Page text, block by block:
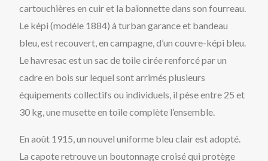
cartouchières en cuir et la baïonnette dans son fourreau.
Le képi (modèle 1884) à turban garance et bandeau
bleu, est recouvert, en campagne, d’un couvre-képi bleu.
Le havresac est un sac de toile cirée renforcé par un
cadre en bois sur lequel sont arrimés plusieurs
équipements collectifs ou individuels, il pèse entre 25 et
30 kg, une musette en toile complète l’ensemble.
En août 1915, un nouvel uniforme bleu clair est adopté.
La capote retrouve un boutonnage croisé qui protège